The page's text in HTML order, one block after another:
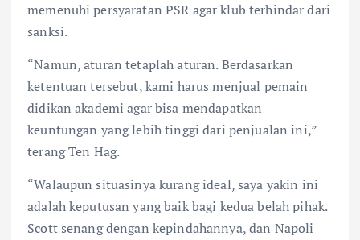
memenuhi persyaratan PSR agar klub terhindar dari
sanksi.
“Namun, aturan tetaplah aturan. Berdasarkan
ketentuan tersebut, kami harus menjual pemain
didikan akademi agar bisa mendapatkan
keuntungan yang lebih tinggi dari penjualan ini,”
terang Ten Hag.
“Walaupun situasinya kurang ideal, saya yakin ini
adalah keputusan yang baik bagi kedua belah pihak.
Scott senang dengan kepindahannya, dan Napoli